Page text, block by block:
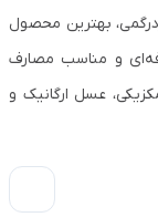
بهترین محصول
و مناسب مصارف
عسل ارگانیک و